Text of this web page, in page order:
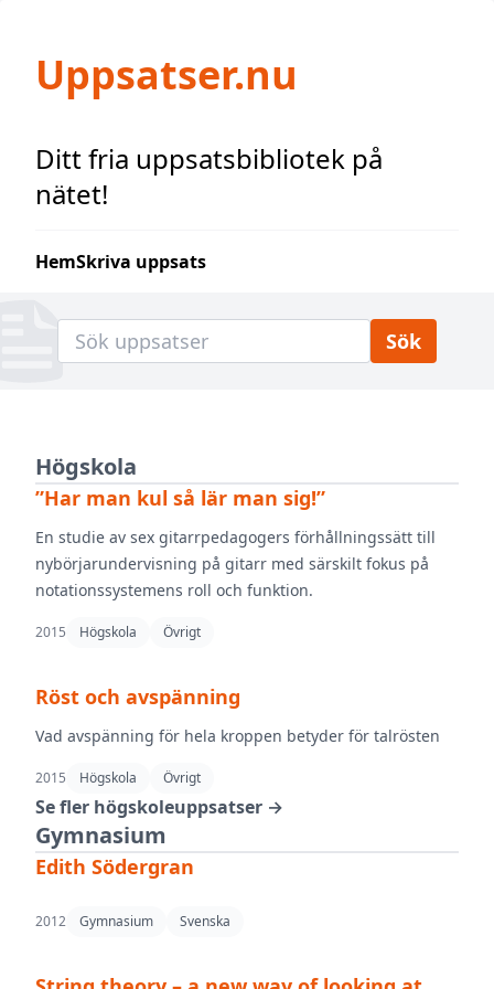
Uppsatser.nu
Ditt fria uppsatsbibliotek på
nätet!
HemSkriva uppsats
Sök uppsatser
Högskola
”Har man kul så lär man sig!”
En studie av sex gitarrpedagogers förhållningssätt till
nybörjarundervisning på gitarr med särskilt fokus på
notationssystemens roll och funktion.
2015 Högskola Övrigt
Röst och avspänning
Vad avspänning för hela kroppen betyder för talrösten
2015 Högskola Övrigt
Se fler högskoleuppsatser →
Gymnasium
Edith Södergran
2012 Gymnasium Svenska